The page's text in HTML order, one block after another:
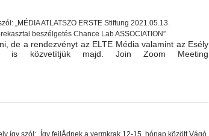
de a rendezvényt az ELTE Média valamint az Esély
is közvetítjük majd. Join Zoom Meeting